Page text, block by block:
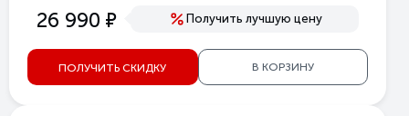
26 990 е Получить лучшую цену
ПОЛУЧИТЬ СКИДКУ В КОРЗИНУ